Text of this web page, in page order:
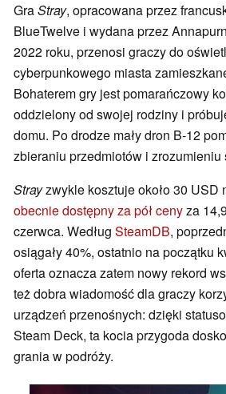
GraStray, opracowana przez
BlueTwelve i wydana przez
2022 roku, przenosi graczy do
cyberpunkowego miasta
Bohaterem gry jest pomarańczowy
oddzielony od swojej rodziny i
domu. Po drodze mały dron B-12
zbieraniu przedmiotów i zrozumieniu
Strayzwykle kosztuje około 30 USD
obecnie dostępny za pół cenyza
czerwca. Według SteamDB,
osiągały 40%, ostatnio na początku
oferta oznacza zatem nowy rekord
też dobra wiadomość dla graczy
urządzeń przenośnych: dzięki
Steam Deck, ta kocia przygoda
grania w podróży.